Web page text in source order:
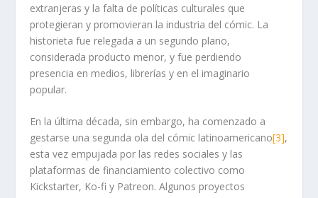
extranjeras y la falta de políticas culturales que
protegieran y promovieran la industria del cómic. La
historieta fue relegada a un segundo plano,
considerada producto menor, y fue perdiendo
presencia en medios, librerías y en el imaginario
popular.
En la última década, sin embargo, ha comenzado a
gestarse una segunda ola del cómic latinoamericano[3],
esta vez empujada por las redes sociales y las
plataformas de financiamiento colectivo como
Kickstarter, Ko-fi y Patreon. Algunos proyectos